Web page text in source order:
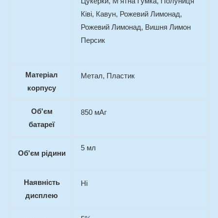
Ківі, Кавун, Рожевий Лимонад,
Рожевий Лимонад, Вишня Лимон
Персик
Матеріал
корпусу
Метал, Пластик
Об'єм
батареї
850 мАг
Об'єм рідини
5 мл
Наявність
дисплею
Ні